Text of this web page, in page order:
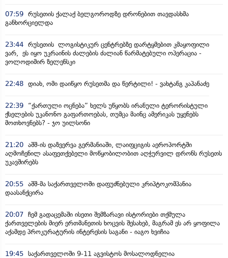
07:59 რუსეთის ქალაქ ბელგოროდზე დრონებით თავდასხმა
განხორციელდა
23:44 რუსეთის ლოგისტიკურ ცენტრებზე დარტყმებით კმაყოფილი
ვარ, ეს იყო უკრაინის ძალების ძალიან წარმატებული ოპერაცია -
ვოლოდიმირ ზელენსკი
22:48 დიახ, ომი დაიწყო რუსეთმა და წერტილი! - ვახტანგ კაპანაძე
22:39
“ქართული ოცნება” ხელს უწყობს ირანული ტერორისტული
ქსელების უკანონო გაფართოებას, თუმცა მაინც ამერიკას უყენებს
მოთხოვნებს? - ჯო უილსონი
21:20 აშშ-ის დაზვერვა გერმანიაში, ლაიფციგის აეროპორტში
აღმოჩენილ ასაფეთქებელი მოწყობილობით აღჭურვილ დრონს რუსეთს
უკავშირებს
20:55 აშშ-მა საქართველოში დაფუძნებული კრიპტოკომპანია
დაასანქცირა
20:07 ჩემ გადაცემაში ისეთი შემზარავი ისტორიები თქმულა
ქართველების მიერ ერთმანეთის ხოცვის შესახებ, მაგრამ ეს არ ყოფილა
აქამდე პროკურატურის ინტერესის საგანი - იაგო ხვიჩია
19:45 საქართველოში 9-11 აგვისტოს მოსალოდნელია